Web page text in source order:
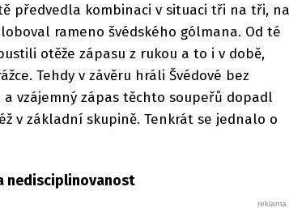
předvedla kombinaci v situaci tři na tři, na
rameno švédského gólmana. Od té
otěže zápasu z rukou a to i v době,
Tehdy v závěru hráli Švédové bez
vzájemný zápas těchto soupeřů dopadl
v základní skupině. Tenkrát se jednalo o
nedisciplinovanost